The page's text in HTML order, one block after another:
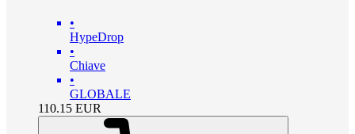
•
HypeDrop
•
Chiave
•
GLOBALE
110.15 EUR